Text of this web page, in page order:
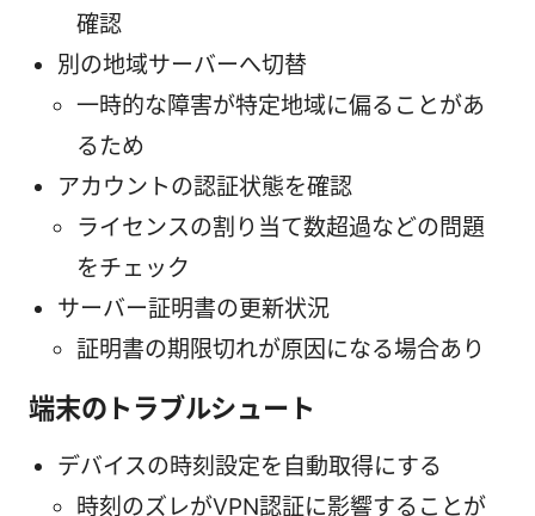
確認
別の地域サーバーへ切替
一時的な障害が特定地域に偏ることがあ
るため
アカウントの認証状態を確認
ライセンスの割り当て数超過などの問題
をチェック
サーバー証明書の更新状況
証明書の期限切れが原因になる場合あり
端末のトラブルシュート
デバイスの時刻設定を自動取得にする
時刻のズレがVPN認証に影響することが